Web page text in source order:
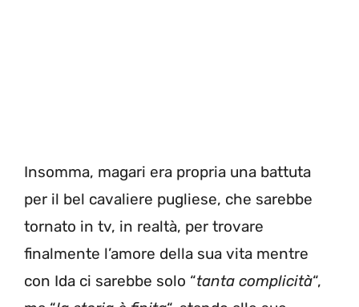
Insomma, magari era propria una battuta
per il bel cavaliere pugliese, che sarebbe
tornato in tv, in realtà, per trovare
finalmente l’amore della sua vita mentre
con Ida ci sarebbe solo “tanta complicità“,